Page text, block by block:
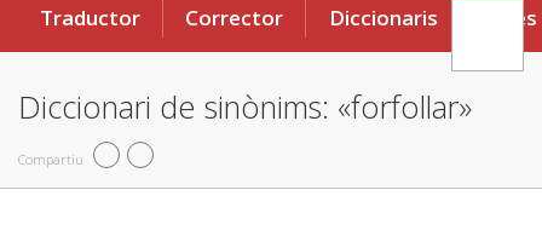
Traductor Corrector Diccionaris Eines
Diccionari de sinònims: «forfollar»
Compartiu